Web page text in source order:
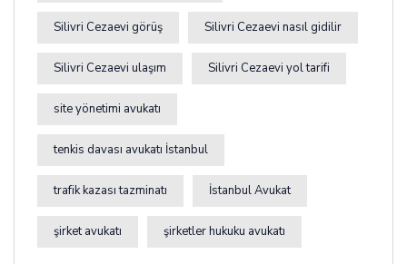
Silivri Cezaevi görüş Silivri Cezaevi nasıl gidilir
Silivri Cezaevi ulaşım Silivri Cezaevi yol tarifi
site yönetimi avukatı
tenkis davası avukatı İstanbul
trafik kazası tazminatı İstanbul Avukat
şirket avukatı şirketler hukuku avukatı